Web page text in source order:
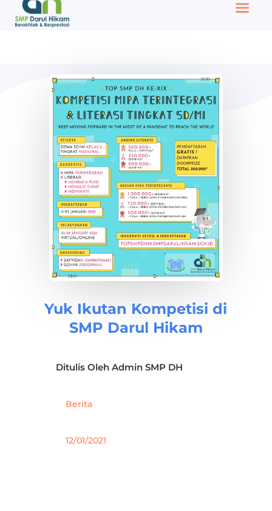
Yuk Ikutan Kompetisi di
SMP Darul Hikam
Ditulis Oleh Admin SMP DH
Berita
12/01/2021